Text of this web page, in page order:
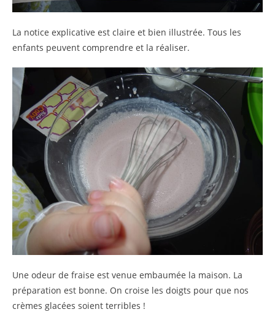
La notice explicative est claire et bien illustrée. Tous les
enfants peuvent comprendre et la réaliser.
Une odeur de fraise est venue embaumée la maison. La
préparation est bonne. On croise les doigts pour que nos
crèmes glacées soient terribles !